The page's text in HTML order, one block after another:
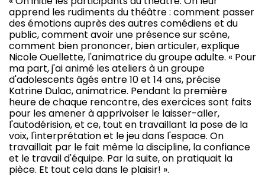
apprend les rudiments du théâtre : comment passer
des émotions auprès des autres comédiens et du
public, comment avoir une présence sur scène,
comment bien prononcer, bien articuler, explique
Nicole Ouellette, l'animatrice du groupe adulte. « Pour
ma part, j'ai animé les ateliers à un groupe
d'adolescents âgés entre 10 et 14 ans, précise
Katrine Dulac, animatrice. Pendant la première
heure de chaque rencontre, des exercices sont faits
pour les amener à apprivoiser le laisser-aller,
l'autodérision, et ce, tout en travaillant la pose de la
voix, l'interprétation et le jeu dans l'espace. On
travaillait par le fait même la discipline, la confiance
et le travail d'équipe. Par la suite, on pratiquait la
pièce. Et tout cela dans le plaisir! ».